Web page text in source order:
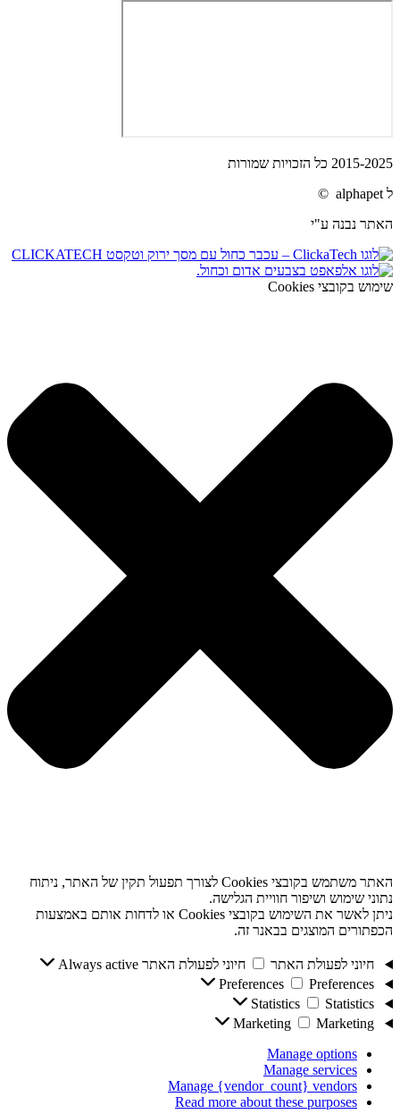
2015-2025 כל הזכויות שמורות
ל alphapet ©
האתר נבנה ע"י
שימוש בקובצי Cookies
האתר משתמש בקובצי Cookies לצורך תפעול תקין של האתר, ניתוח
נתוני שימוש ושיפור חוויית הגלישה.
ניתן לאשר את השימוש בקובצי Cookies או לדחות אותם באמצעות
הכפתורים המוצגים בבאנר זה.
חיוני לפעולת האתר חיוני לפעולת האתר Always active
Preferences
Preferences
Statistics
Statistics
Marketing
Marketing
Manage options
Manage services
Manage {vendor_count} vendors
Read more about these purposes